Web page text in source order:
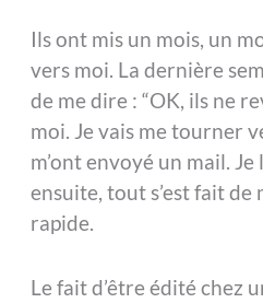
Ils ont mis un mois, un
vers moi. La dernière
de me dire : “OK, ils ne
moi. Je vais me tourner
m’ont envoyé un mail. Je
ensuite, tout s’est fait de
rapide.
Le fait d’être édité chez